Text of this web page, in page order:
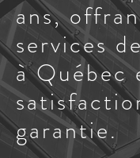
ans,
services
à Québec
garantie.